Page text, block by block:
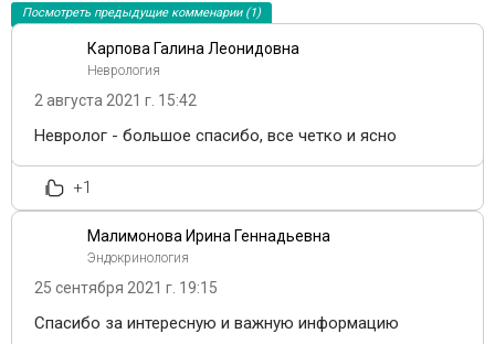
Посмотреть предыдущие комменарии (1)
Карпова Галина Леонидовна
Неврология
2 августа 2021 г. 15:42
Невролог - большое спасибо, все четко и ясно
+1
Малимонова Ирина Геннадьевна
Эндокринология
25 сентября 2021 г. 19:15
Спасибо за интересную и важную информацию